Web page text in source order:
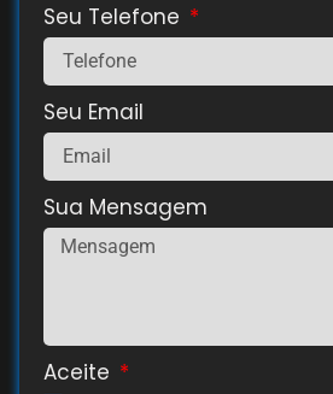
Seu Telefone
Seu Email
Sua Mensagem
Aceite